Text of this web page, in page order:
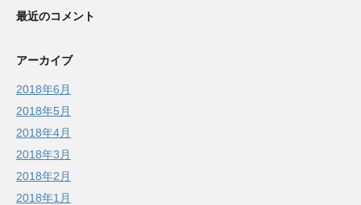
最近のコメント
アーカイブ
2018年6月
2018年5月
2018年4月
2018年3月
2018年2月
2018年1月